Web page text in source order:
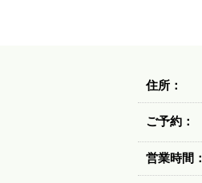
住所：
ご予約：
営業時間：